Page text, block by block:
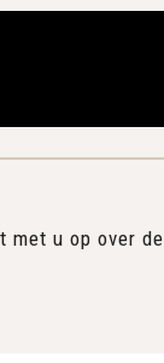
met u op over de